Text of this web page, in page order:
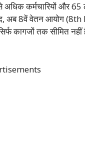
कर्मचारियों और 65
अब 8वें वेतन आयोग
कागजों तक सीमित